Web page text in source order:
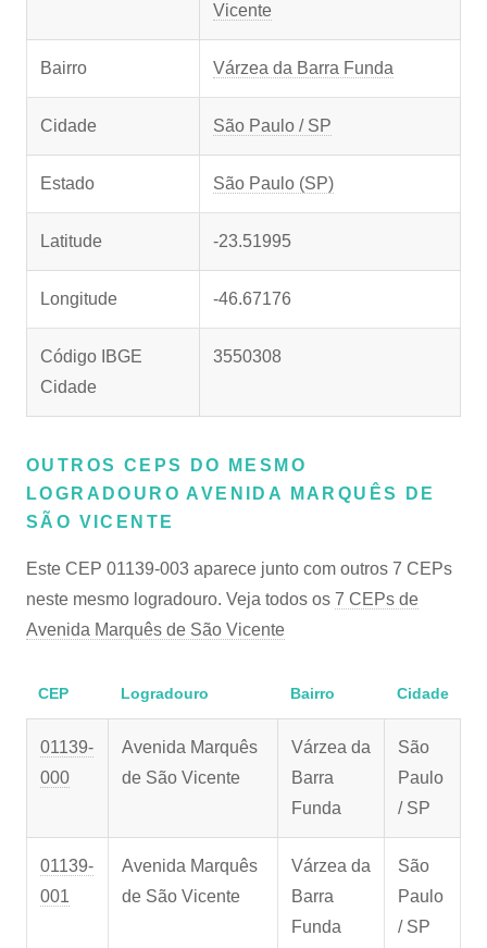
Vicente
Bairro Várzea da Barra Funda
Cidade São Paulo / SP
Estado São Paulo (SP)
Latitude -23.51995
Longitude -46.67176
Código IBGE
Cidade
3550308
OUTROS CEPS DO MESMO
LOGRADOURO AVENIDA MARQUÊS DE
SÃO VICENTE
Este CEP 01139-003 aparece junto com outros 7 CEPs
neste mesmo logradouro. Veja todos os 7 CEPs de
Avenida Marquês de São Vicente
CEP Logradouro Bairro Cidade
01139-
000
Avenida Marquês
de São Vicente
Várzea da
Barra
Funda
São
Paulo
/ SP
01139-
001
Avenida Marquês
de São Vicente
Várzea da
Barra
Funda
São
Paulo
/ SP